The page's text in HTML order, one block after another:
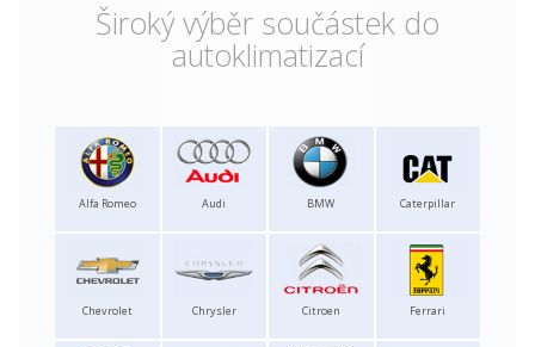
Široký výběr součástek do
autoklimatizací
Alfa Romeo Audi BMW Caterpillar
Chevrolet Chrysler Citroen Ferrari